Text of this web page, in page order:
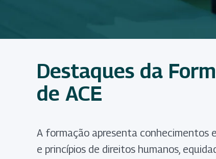
Destaques da
de ACE
A formação apresenta conhecimentos
e princípios de direitos humanos,